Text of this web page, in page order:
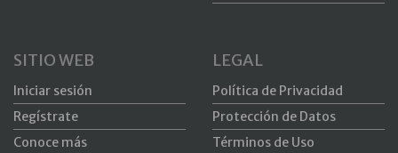
SITIO WEB
Iniciar sesión
Regístrate
Conoce más
LEGAL
Política de Privacidad
Protección de Datos
Términos de Uso